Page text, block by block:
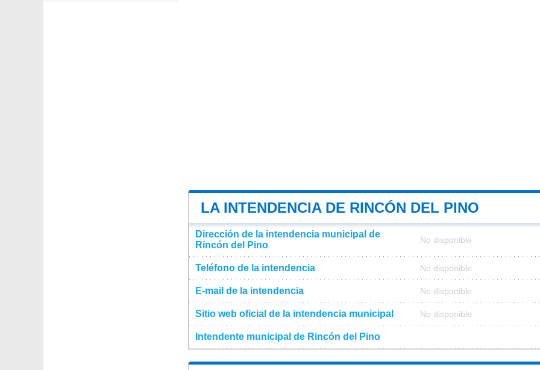
LA INTENDENCIA DE RINCÓN DEL PINO
Dirección de la intendencia municipal de
Rincón del Pino
No disponible
Teléfono de la intendencia No disponible
E-mail de la intendencia No disponible
Sitio web oficial de la intendencia municipal No disponible
Intendente municipal de Rincón del Pino